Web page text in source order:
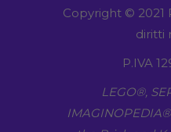
Copyright © 2021
diritti
P.IVA
LEGO​®,